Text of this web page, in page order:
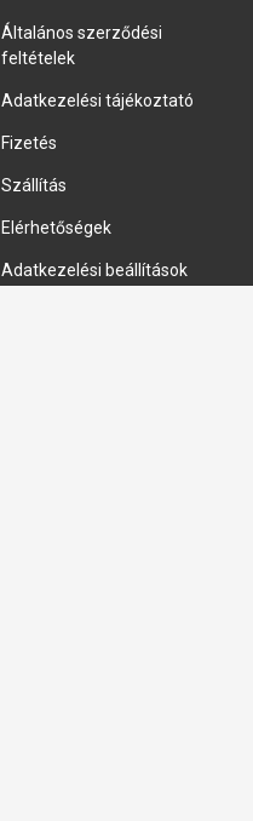
Általános szerződési
feltételek
Adatkezelési tájékoztató
Fizetés
Szállítás
Elérhetőségek
Adatkezelési beállítások